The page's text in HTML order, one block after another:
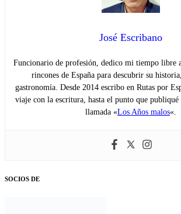
José Escribano
Funcionario de profesión, dedico mi tiempo libre
rincones de España para descubrir su
gastronomía. Desde 2014 escribo en Rutas por
viaje con la escritura, hasta el punto que
llamada «Los Años malos«.
SOCIOS DE